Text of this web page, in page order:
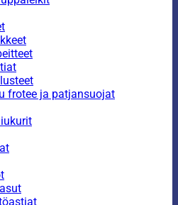
frotee ja patjansuojat